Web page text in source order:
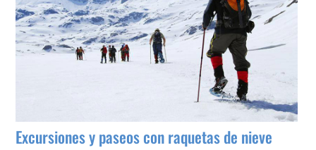
Excursiones y paseos con raquetas de nieve